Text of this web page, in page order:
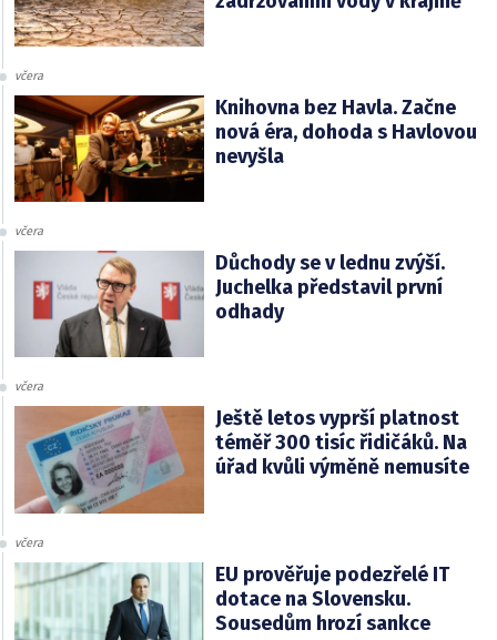
včera
Knihovna bez Havla. Začne
nová éra, dohoda s Havlovou
nevyšla
včera
Důchody se v lednu zvýší.
Juchelka představil první
odhady
včera
Ještě letos vyprší platnost
téměř 300 tisíc řidičáků. Na
úřad kvůli výměně nemusíte
včera
EU prověřuje podezřelé IT
dotace na Slovensku.
Sousedům hrozí sankce